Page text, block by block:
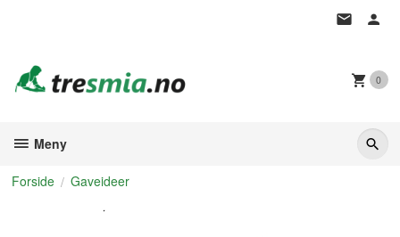
0
Meny
Forside Gaveideer